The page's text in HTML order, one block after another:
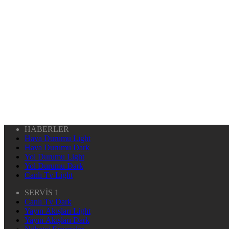
HABERLER
Hava Durumu Light
Hava Durumu Dark
Yol Durumu Light
Yol Durumu Dark
Canlı Tv Light
SERVİS 1
Canlı Tv Dark
Yayın Akışları Light
Yayın Akışları Dark